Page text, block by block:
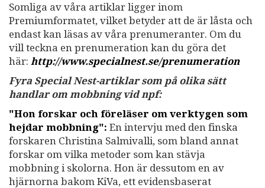
Somliga av våra artiklar ligger inom
Premiumformatet, vilket betyder att de är låsta och
endast kan läsas av våra prenumeranter. Om du
vill teckna en prenumeration kan du göra det
här: http://www.specialnest.se/prenumeration
Fyra Special Nest-artiklar som på olika sätt
handlar om mobbning vid npf:
"Hon forskar och föreläser om verktygen som
hejdar mobbning": En intervju med den finska
forskaren Christina Salmivalli, som bland annat
forskar om vilka metoder som kan stävja
mobbning i skolorna. Hon är dessutom en av
hjärnorna bakom KiVa, ett evidensbaserat